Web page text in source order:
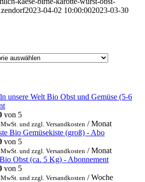
2023-04-02 10:00:002023-03-30
Bio Obst und Gemüse (5-6
von 5
und zzgl. Versandkosten / Monat
Bio Gemüsekiste (groß) - Abo
von 5
und zzgl. Versandkosten / Monat
Bio Obst (ca. 5 Kg) - Abonnement
von 5
und zzgl. Versandkosten / Woche